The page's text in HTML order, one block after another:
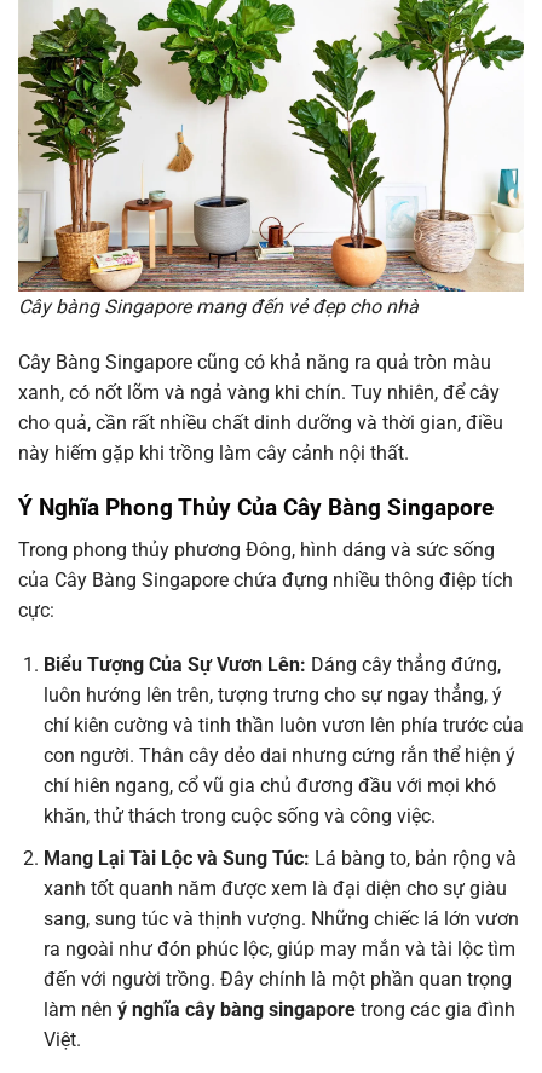
Cây bàng Singapore mang đến vẻ đẹp cho nhà
Cây Bàng Singapore cũng có khả năng ra quả tròn màu
xanh, có nốt lõm và ngả vàng khi chín. Tuy nhiên, để cây
cho quả, cần rất nhiều chất dinh dưỡng và thời gian, điều
này hiếm gặp khi trồng làm cây cảnh nội thất.
Ý Nghĩa Phong Thủy Của Cây Bàng Singapore
Trong phong thủy phương Đông, hình dáng và sức sống
của Cây Bàng Singapore chứa đựng nhiều thông điệp tích
cực:
Biểu Tượng Của Sự Vươn Lên: Dáng cây thẳng đứng,
luôn hướng lên trên, tượng trưng cho sự ngay thẳng, ý
chí kiên cường và tinh thần luôn vươn lên phía trước của
con người. Thân cây dẻo dai nhưng cứng rắn thể hiện ý
chí hiên ngang, cổ vũ gia chủ đương đầu với mọi khó
khăn, thử thách trong cuộc sống và công việc.
Mang Lại Tài Lộc và Sung Túc: Lá bàng to, bản rộng và
xanh tốt quanh năm được xem là đại diện cho sự giàu
sang, sung túc và thịnh vượng. Những chiếc lá lớn vươn
ra ngoài như đón phúc lộc, giúp may mắn và tài lộc tìm
đến với người trồng. Đây chính là một phần quan trọng
làm nên ý nghĩa cây bàng singaporetrong các gia đình
Việt.